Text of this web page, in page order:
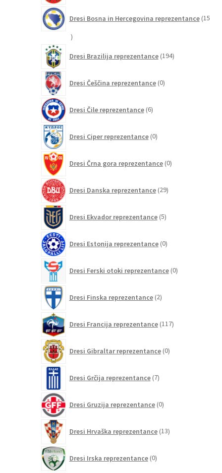
Dresi Bosna in Hercegovina reprezentance 15
15
Dresi Brazilija reprezentance 194izdelkov
Dresi Češčina reprezentance 0izdelkov
Dresi Čile reprezentance 6izdelkov
Dresi Ciper reprezentance 0izdelkov
Dresi Črna gora reprezentance 0izdelkov
Dresi Danska reprezentance 29izdelkov
Dresi Ekvador reprezentance 5izdelkov
Dresi Estonija reprezentance 0izdelkov
Dresi Ferski otoki reprezentance 0izdelkov
Dresi Finska reprezentance 2izdelka
Dresi Francija reprezentance 117izdelkov
Dresi Gibraltar reprezentance 0izdelkov
Dresi Grčija reprezentance 7izdelkov
Dresi Gruzija reprezentance 0izdelkov
Dresi Hrvaška reprezentance 13izdelkov
Dresi Irska reprezentance 0izdelkov